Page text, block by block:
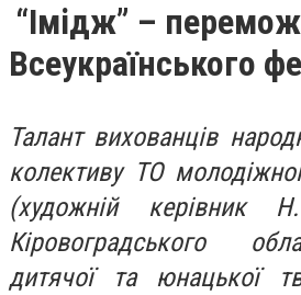
“Імідж” –
Всеукраїнського
Талант вихованців
колективу ТО
(художній керівник
Кіровоградського
дитячої та юнацької